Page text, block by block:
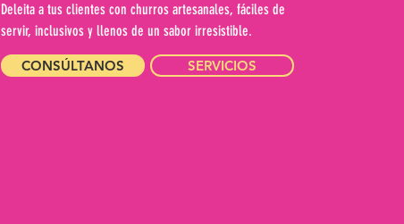
Deleita a tus clientes con churros artesanales, fáciles de
servir, inclusivos y llenos de un sabor irresistible.
CONSÚLTANOS SERVICIOS